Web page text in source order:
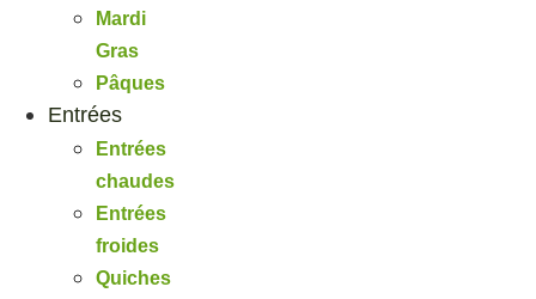
Mardi
Gras
Pâques
Entrées
Entrées
chaudes
Entrées
froides
Quiches